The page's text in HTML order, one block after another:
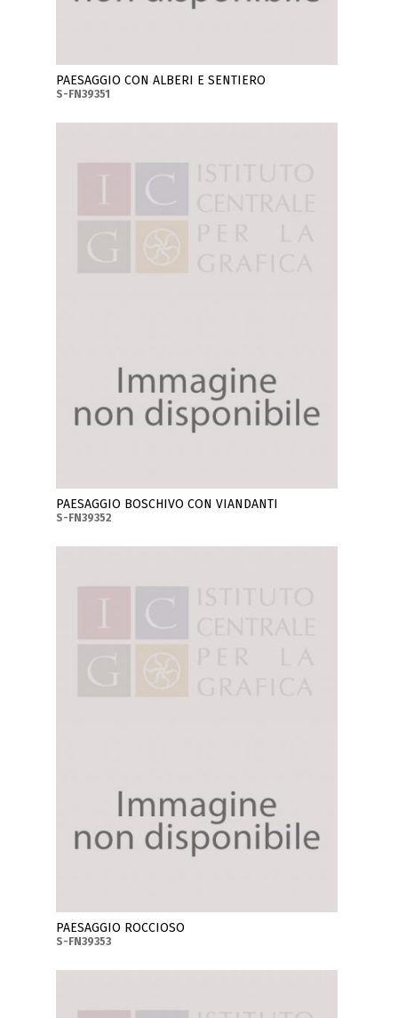
PAESAGGIO CON ALBERI E SENTIERO
S-FN39351
PAESAGGIO BOSCHIVO CON VIANDANTI
S-FN39352
PAESAGGIO ROCCIOSO
S-FN39353